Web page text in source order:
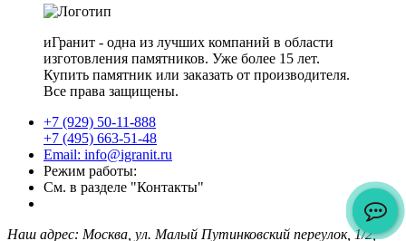
иГранит - одна из лучших компаний в области
изготовления памятников. Уже более 15 лет.
Купить памятник или заказать от производителя.
Все права защищены.
+7 (929) 50-11-888
+7 (495) 663-51-48
Email: info@igranit.ru
Режим работы:
См. в разделе "Контакты"
Наш адрес: Москва, ул. Малый Путинковский переулок, 1/2,